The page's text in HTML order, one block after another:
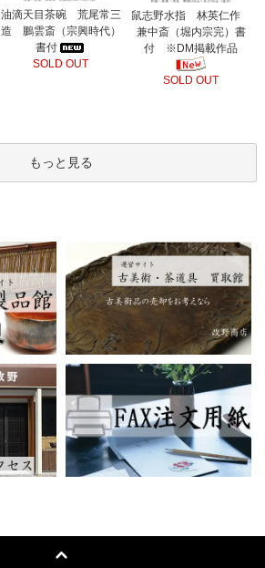
油滴天目茶碗 荒尾常三
造 鵬雲斎（宗興時代）
書付
SOLD OUT
鼠志野水指 林英仁作
兼中斎（堀内宗完）書
付 ※DM掲載作品
SOLD OUT
もっと見る